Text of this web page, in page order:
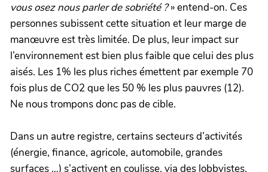
vous osez nous parler de sobriété ?» entend-on. Ces
personnes subissent cette situation et leur marge de
manœuvre est très limitée. De plus, leur impact sur
l’environnement est bien plus faible que celui des plus
aisés. Les 1% les plus riches émettent par exemple 70
fois plus de CO2 que les 50 % les plus pauvres (12).
Ne nous trompons donc pas de cible.
Dans un autre registre, certains secteurs d’activités
(énergie, finance, agricole, automobile, grandes
surfaces …) s’activent en coulisse, via des lobbyistes,